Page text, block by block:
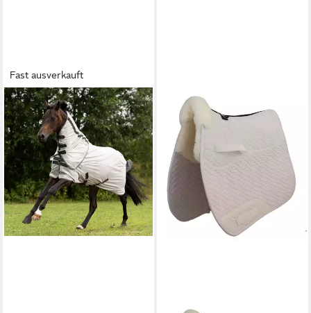
Fast ausverkauft
BUSSE
Pferde-Fliegendecke Busse
Outdoor-Fliegendecke
Sunshine II
ab 44,10 € UVP49,00 €
-10%
lieferbar - in 2-3 Werktagen bei dir